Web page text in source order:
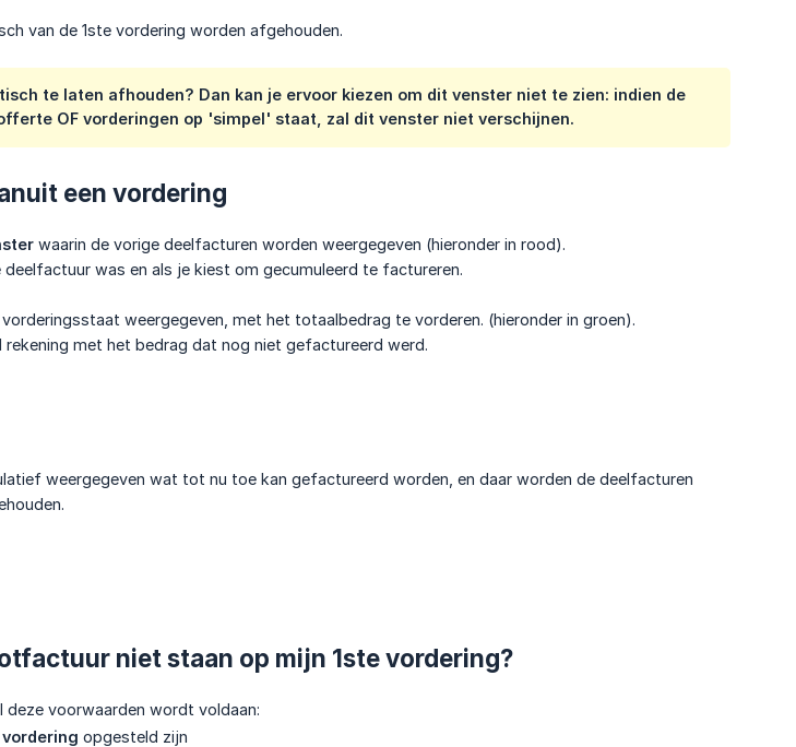
van de 1ste vordering worden afgehouden.
te laten afhouden? Dan kan je ervoor kiezen om dit venster niet te zien: indien de
OF vorderingen op 'simpel' staat, zal dit venster niet verschijnen.
een vordering
waarin de vorige deelfacturen worden weergegeven (hieronder in rood).
was en als je kiest om gecumuleerd te factureren.
weergegeven, met het totaalbedrag te vorderen. (hieronder in groen).
met het bedrag dat nog niet gefactureerd werd.
weergegeven wat tot nu toe kan gefactureerd worden, en daar worden de deelfacturen
niet staan op mijn 1ste vordering?
voorwaarden wordt voldaan:
opgesteld zijn